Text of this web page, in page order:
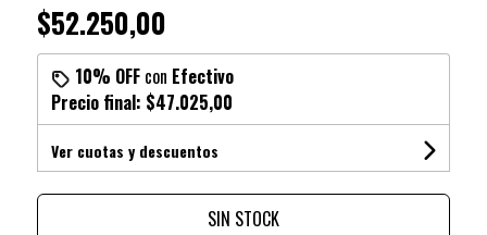
$52.250,00
10% OFFcon Efectivo
Precio final: $47.025,00
Ver cuotas y descuentos
SIN STOCK